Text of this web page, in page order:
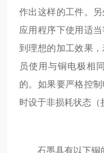
作出这样的工件。
应用程序下使用适
到理想的加工效果
员使用与铜电极相
的。如果要严格控
时设于非损耗状态（
石墨具有以下铜